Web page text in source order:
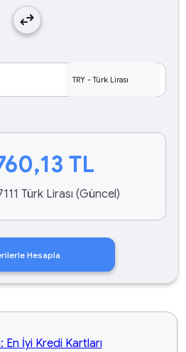
swap_horiz
TL
Türk Lirası (Güncel)
Hesapla